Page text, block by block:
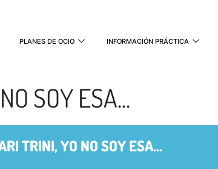
PLANES DE OCIO INFORMACIÓN PRÁCTICA
SOY ESA...
TRINI, YO NO SOY ESA...